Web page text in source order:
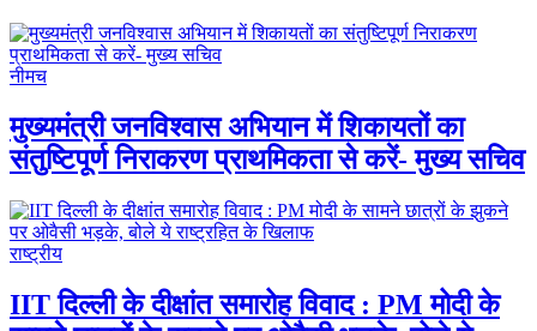
नीमच
मुख्यमंत्री जनविश्वास अभियान में शिकायतों का
संतुष्टिपूर्ण निराकरण प्राथमिकता से करें- मुख्य सचिव
राष्ट्रीय
IIT दिल्ली के दीक्षांत समारोह विवाद : PM मोदी के